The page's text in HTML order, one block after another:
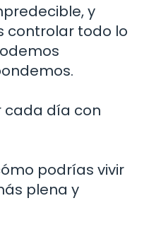
y
controlar todo lo
cada día con
podrías vivir
plena y